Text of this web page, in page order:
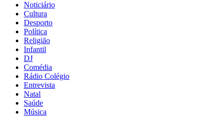
Noticiário
Cultura
Desporto
Política
Religião
Infantil
DJ
Comédia
Rádio Colégio
Entrevista
Natal
Saúde
Música